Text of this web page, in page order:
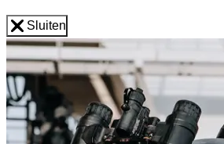
Sluiten